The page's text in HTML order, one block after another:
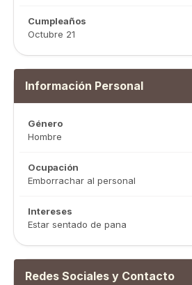
Cumpleaños
Octubre 21
Información Personal
Género
Hombre
Ocupación
Emborrachar al personal
Intereses
Estar sentado de pana
Redes Sociales y Contacto